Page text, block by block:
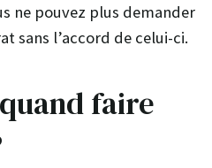
ne pouvez plus demander
sans l’accord de celui-ci.
faire